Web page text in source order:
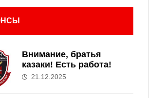
Внимание, братья
казаки! Есть работа!
21.12.2025